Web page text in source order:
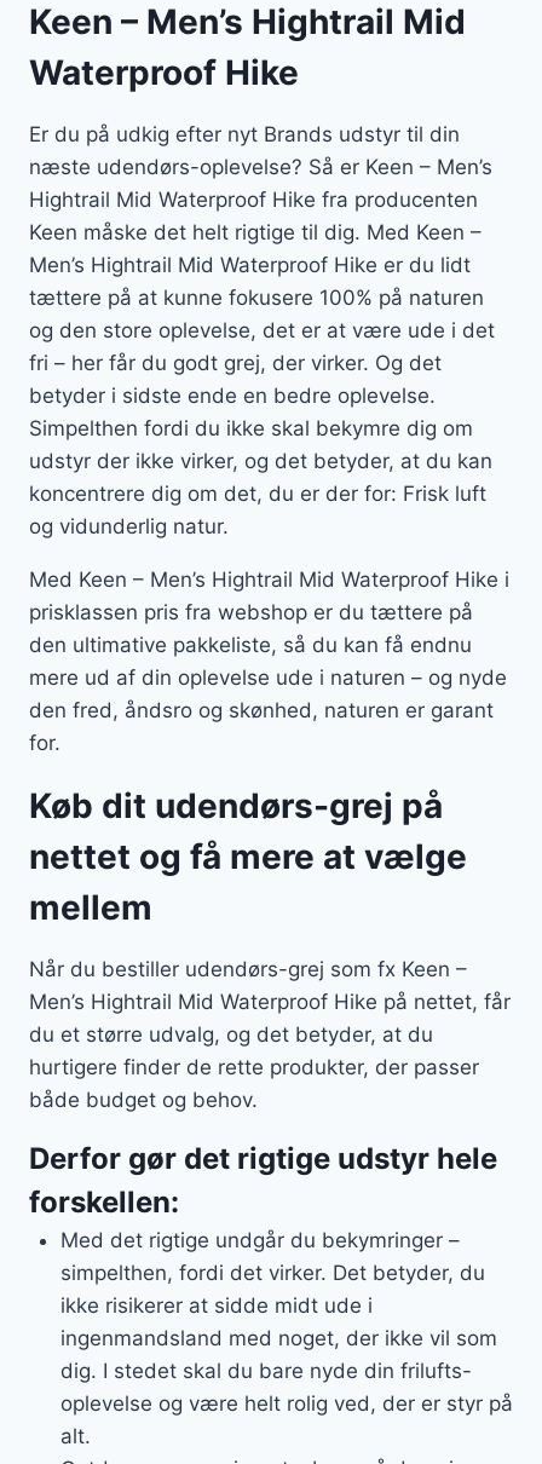
Keen – Men’s Hightrail Mid
Waterproof Hike
Er du på udkig efter nyt Brands udstyr til din
næste udendørs-oplevelse? Så er Keen – Men’s
Hightrail Mid Waterproof Hike fra producenten
Keen måske det helt rigtige til dig. Med Keen –
Men’s Hightrail Mid Waterproof Hike er du lidt
tættere på at kunne fokusere 100% på naturen
og den store oplevelse, det er at være ude i det
fri – her får du godt grej, der virker. Og det
betyder i sidste ende en bedre oplevelse.
Simpelthen fordi du ikke skal bekymre dig om
udstyr der ikke virker, og det betyder, at du kan
koncentrere dig om det, du er der for: Frisk luft
og vidunderlig natur.
Med Keen – Men’s Hightrail Mid Waterproof Hike i
prisklassen pris fra webshop er du tættere på
den ultimative pakkeliste, så du kan få endnu
mere ud af din oplevelse ude i naturen – og nyde
den fred, åndsro og skønhed, naturen er garant
for.
Køb dit udendørs-grej på
nettet og få mere at vælge
mellem
Når du bestiller udendørs-grej som fx Keen –
Men’s Hightrail Mid Waterproof Hike på nettet, får
du et større udvalg, og det betyder, at du
hurtigere finder de rette produkter, der passer
både budget og behov.
Derfor gør det rigtige udstyr hele
forskellen:
Med det rigtige undgår du bekymringer –
simpelthen, fordi det virker. Det betyder, du
ikke risikerer at sidde midt ude i
ingenmandsland med noget, der ikke vil som
dig. I stedet skal du bare nyde din frilufts-
oplevelse og være helt rolig ved, der er styr på
alt.